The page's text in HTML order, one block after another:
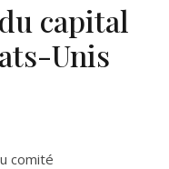
capital
Unis
comité